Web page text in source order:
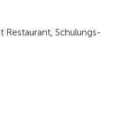
Restaurant, Schulungs-